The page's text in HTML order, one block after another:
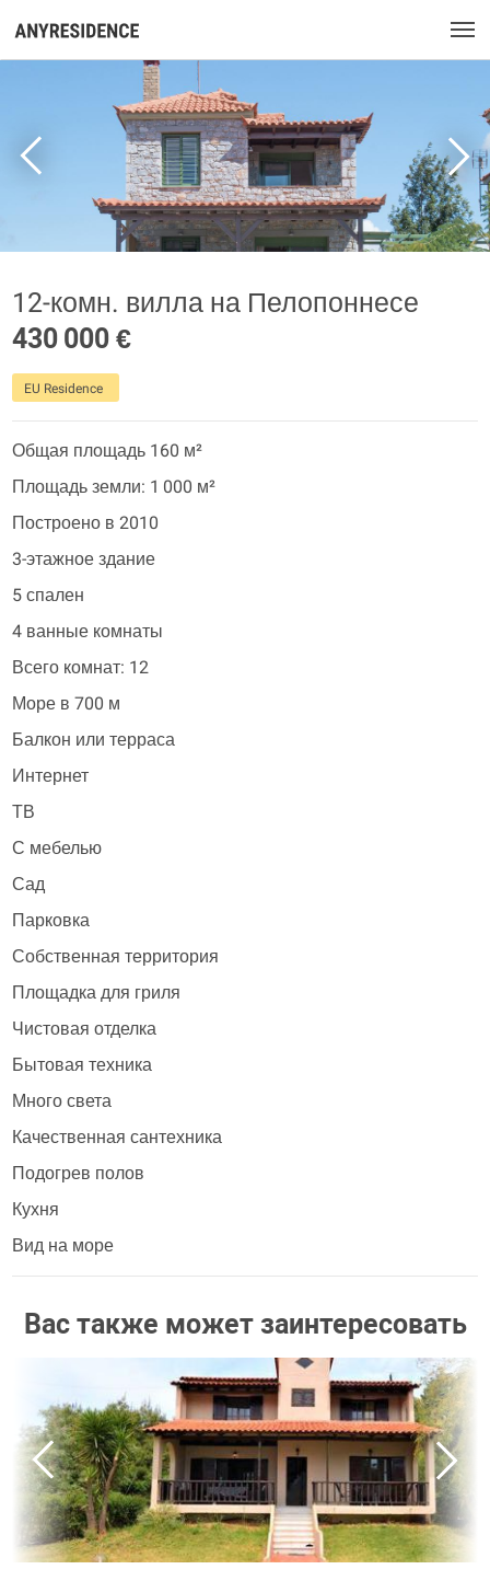
12-комн. вилла на Пелопоннесе
430 000 €
EU Residence
Общая площадь 160 м²
Площадь земли: 1 000 м²
Построено в 2010
3-этажное здание
5 спален
4 ванные комнаты
Всего комнат: 12
Море в 700 м
Балкон или терраса
Интернет
ТВ
С мебелью
Сад
Парковка
Собственная территория
Площадка для гриля
Чистовая отделка
Бытовая техника
Много света
Качественная сантехника
Подогрев полов
Кухня
Вид на море
Вас также может заинтересовать